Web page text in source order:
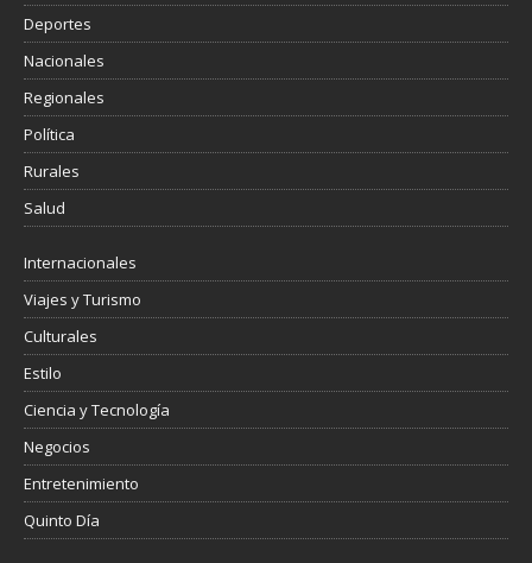
Deportes
Nacionales
Regionales
Política
Rurales
Salud
Internacionales
Viajes y Turismo
Culturales
Estilo
Ciencia y Tecnología
Negocios
Entretenimiento
Quinto Día